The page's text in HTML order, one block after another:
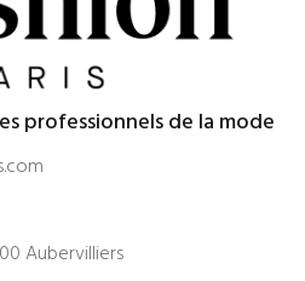
professionnels de la mode
Aubervilliers